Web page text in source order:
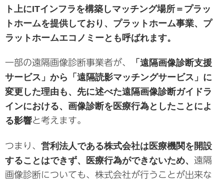
ト上にITインフラを構築しマッチング場所＝プラッ
トホームを提供しており、プラットホーム事業、プ
ラットホームエコノミーとも呼ばれます。
一部の遠隔画像診断事業者が、
「遠隔画像診断支援
サービス」から「遠隔読影マッチングサービス」に
変更した理由も、先に述べた遠隔画像診断ガイドラ
インにおける、画像診断を医療行為としたことによ
る影響と考えます。
つまり、 営利法人である株式会社は医療機関を開設
することはできず、医療行為ができないため、 遠隔
画像診断についても、株式会社が行うことが出来な